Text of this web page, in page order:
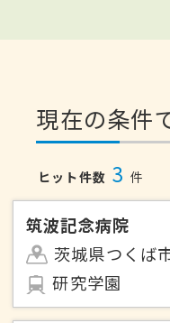
現在の条件
ヒット件数 3 件
筑波記念病院
茨城県つくば
研究学園